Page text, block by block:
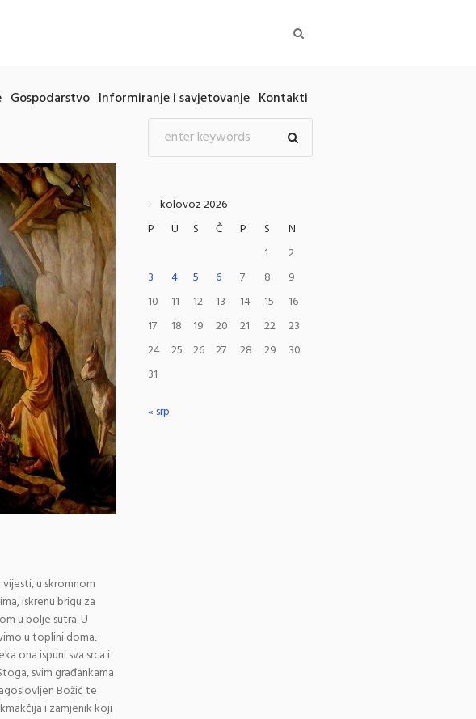
Gospodarstvo Informiranje i savjetovanje Kontakti
u skromnom
iskrenu brigu za
u bolje sutra. U
u toplini doma,
ona ispuni sva srca i
svim građankama
Božić te
i zamjenik koji
kolovoz 2026
P
U S Č P S
N
1
2
3
4 5 6 7 8
9
10
11 12 13 14 15
16
17
18 19 20 21 22
23
24
25 26 27 28 29
30
31
« srp